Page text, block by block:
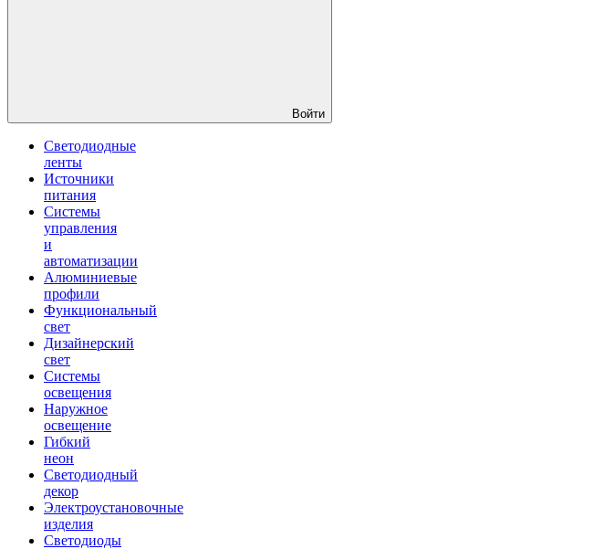
Войти
Светодиодные
ленты
Источники
питания
Системы
управления
и
автоматизации
Алюминиевые
профили
Функциональный
свет
Дизайнерский
свет
Системы
освещения
Наружное
освещение
Гибкий
неон
Светодиодный
декор
Электроустановочные
изделия
Светодиоды